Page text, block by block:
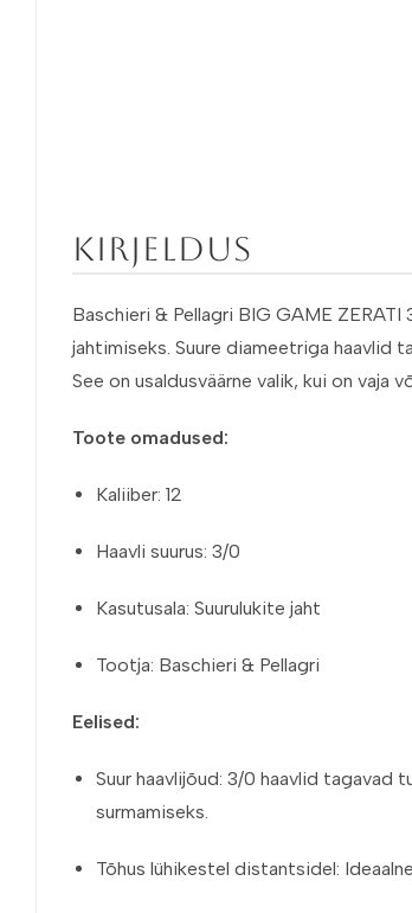
Kirjeldus
Baschieri & Pellagri BIG GAME
jahtimiseks. Suure diameetriga haavlid
See on usaldusväärne valik, kui on vaja
Toote omadused:
Kaliiber: 12
Haavli suurus: 3/0
Kasutusala: Suurulukite jaht
Tootja: Baschieri & Pellagri
Eelised:
Suur haavlijõud: 3/0 haavlid tagavad
surmamiseks.
Tõhus lühikestel distantsidel: